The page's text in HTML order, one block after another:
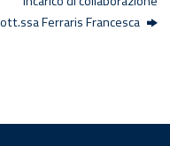
Ferraris Francesca